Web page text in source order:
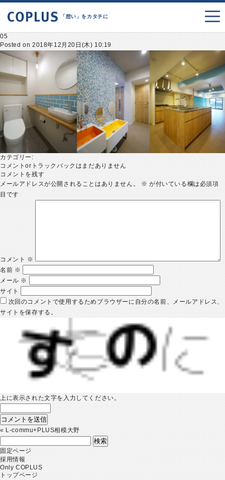
「想い」をカタチに
05
Posted on 2018年12月20日(木) 10:19
カテゴリー:
コメントorトラックバックはまだありません
コメントを残す
メールアドレスが公開されることはありません。
※ が付いている欄は必須項
目です
コメント ※
名前 ※
メール ※
サイト
次回のコメントで使用するためブラウザーに自分の名前、メールアドレス、
サイトを保存する。
上に表示された文字を入力してください。
« L-commu+PLUS相模大野
索:
固定ページ
採用情報
Only COPLUS
トップページ